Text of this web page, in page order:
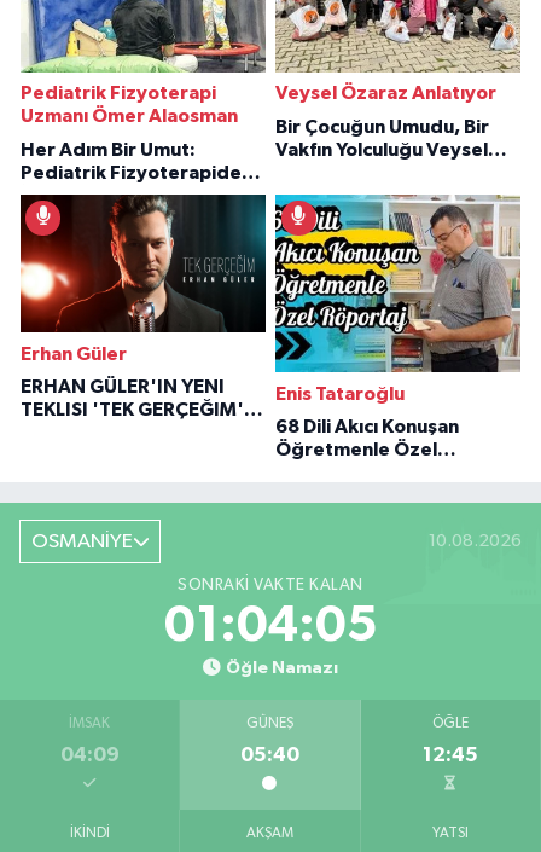
Pediatrik Fizyoterapi
Uzmanı Ömer Alaosman
Her Adım Bir Umut:
Pediatrik Fizyoterapiden
İlham Veren Hikâyeler
Veysel Özaraz Anlatıyor
Bir Çocuğun Umudu, Bir
Vakfın Yolculuğu Veysel
Erhan Güler
ERHAN GÜLER'IN YENI
TEKLISI 'TEK GERÇEĞIM'LE
Enis Tataroğlu
68 Dili Akıcı Konuşan
Öğretmenle Özel
OSMANİYE 10.08.2026
SONRAKI VAKTE KALAN
01:04:04
Öğle Namazı
İMSAK
04:09
GÜNEŞ
05:40
ÖĞLE
12:45
İKINDI AKŞAM YATSI